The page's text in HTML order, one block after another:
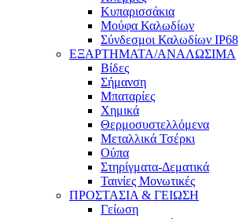
Κυπαρισσάκια
Μούφα Καλωδίων
Σύνδεσμοι Καλωδίων IP68
ΕΞΑΡΤΗΜΑΤΑ/ΑΝΑΛΩΣΙΜΑ
Βίδες
Σήμανση
Μπαταρίες
Χημικά
Θερμοσυστελλόμενα
Μεταλλικά Τσέρκι
Ούπα
Στηρίγματα-Δεματικά
Ταινίες Μονωτικές
ΠΡΟΣΤΑΣΙΑ & ΓΕΙΩΣΗ
Γείωση